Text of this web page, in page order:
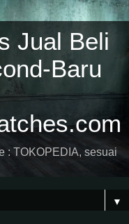
Jual Beli
Baru
: TOKOPEDIA, sesuai
▼